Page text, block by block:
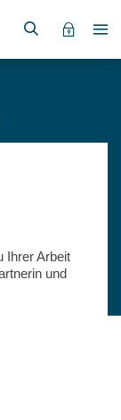
Ihrer Arbeit
und